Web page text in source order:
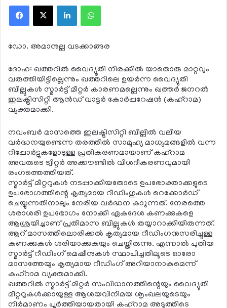
Facebook
X LinkedInWhatsApp
ഡോ. അമാനുല്ല വടക്കാങ്ങര
ദോഹ: ഖത്തറില്‍ വൈദ്യൂതി നിരക്കില്‍ യാതൊരു മാറ്റവും
വരുത്തിയിട്ടില്ലെന്നും ഖത്തറിലെ ഉയര്‍ന്ന വൈദ്യുതി
ബില്ലുകള്‍ സ്മാര്‍ട്ട് മീറ്റര്‍ കാരണമല്ലെന്നും ഖത്തര്‍ ജനറല്‍
ഇലക്ട്രിസിറ്റി ആന്‍ഡ് വാട്ടര്‍ കോര്‍പ്പറേഷന്‍ (കഹ്റാമ)
വ്യക്തമാക്കി.
നവംബര്‍ മാസത്തെ ഇലക്ട്രിസിറ്റി ബില്ലില്‍ വലിയ
വര്‍ദ്ധനയുണ്ടെന്ന തരത്തില്‍ സാമൂഹ്യ മാധ്യമങ്ങളില്‍ വന്ന
റിപ്പോര്‍ട്ടുകളോടുള്ള പ്രതികരണമായാണ് കഹ്‌റാമ
അവരുടെ ട്വിറ്റര്‍ അക്കൗണ്ടില്‍ വിശദീകരണവുമായി
രംഗത്തെത്തിയത്.
സ്മാര്‍ട്ട് മീറ്ററുകള്‍ നടപ്പാക്കിയതോടെ ഉപഭോക്താക്കളുടെ
ഉപഭോഗത്തിന്റെ കൃത്യമായ റീഡിംഗുകള്‍ റെക്കോര്‍ഡ്
ചെയ്യുന്നതിനാലും നേരിയ വര്‍ദ്ധന കാുന്നത്. നേരത്തെ
ശരാശരി ഉപഭോഗം നോക്കി ഏകദേശ കണക്കുകളെ
ആശ്രയിച്ചാണ് പ്രതിമാസ ബില്ലുകള്‍ തയ്യാറാക്കിയിരുന്നത്.
ആറ് മാസത്തിലൊരിക്കല്‍ കൃത്യമായ റീഡിംഗനുസരിച്ചുള്ള
കണക്കുകള്‍ ശരിയാക്കുകയും ചെയ്തിരുന്നു. എന്നാല്‍ പുതിയ
സ്മാര്‍ട്ട് റീഡിംഗ് മെഷീനുകള്‍ സ്ഥാപിച്ചതിലൂടെ ഓരോ
മാസത്തേയും കൃത്യമായ റീഡിംഗ് അറിയാനാകുമെന്ന്
കഹ്റാമ വ്യക്തമാക്കി.
ഖത്തറില്‍ സ്മാര്‍ട്ട് മീറ്റര്‍ സംവിധാനത്തിന്റെയും വൈദ്യുതി
മീറ്ററുകള്‍ക്കായുള്ള ആശയവിനിമയ ശൃംഖലയുടെയും
നിര്‍മാണം പൂര്‍ത്തിയായതായി കഹ്റാമ അടുത്തിടെ